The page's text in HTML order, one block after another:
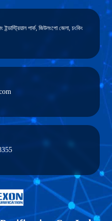
ইন্ডাস্ট্রিয়াল পার্ক, জিউলংপো জেলা, চংকিং